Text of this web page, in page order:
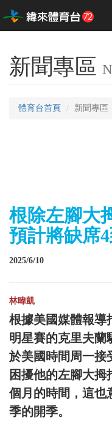
新聞專區
體育台首頁 新聞專區
根除左腳大
預計將缺席4
2025/6/10
林暐凱
根據美國媒體報導
明星賽的克里夫蘭
於美國時間周一接
困擾他的左腳大
個月的時間，這也
季的開季。